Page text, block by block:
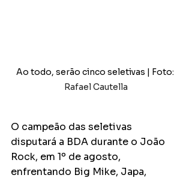
Ao todo, serão cinco seletivas | Foto:
Rafael Cautella
O campeão das seletivas
disputará a BDA durante o João
Rock, em 1º de agosto,
enfrentando Big Mike, Japa,